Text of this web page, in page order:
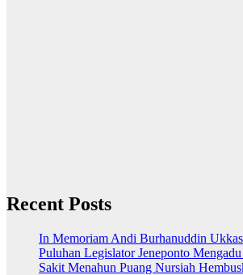
Recent Posts
In Memoriam Andi Burhanuddin Ukkas
Puluhan Legislator Jeneponto
Sakit Menahun Puang Nursiah